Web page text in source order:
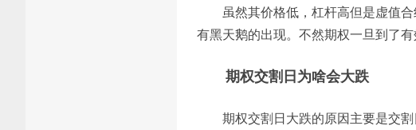
虽然其价格低，杠杆高但是虚值
有黑天鹅的出现。不然期权一旦到了
期权交割日为啥会大跌
期权交割日大跌的原因主要是交